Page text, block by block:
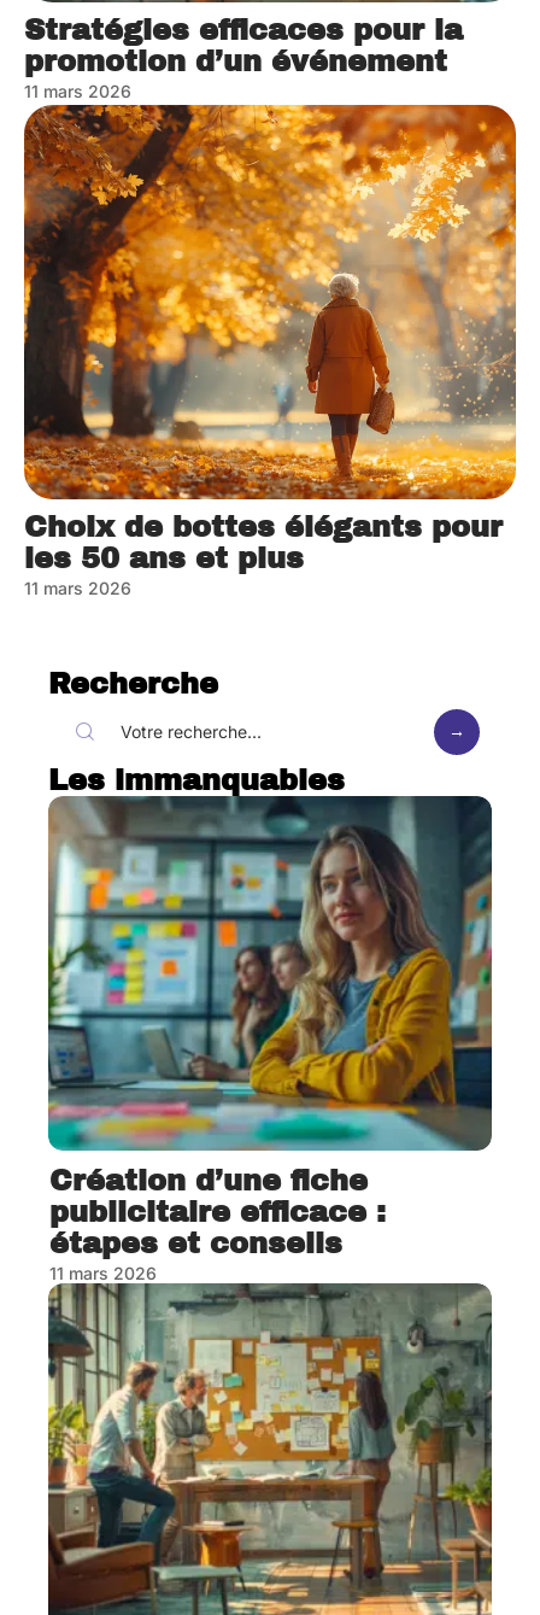
Stratégies efficaces pour la
promotion d’un événement
11 mars 2026
Choix de bottes élégants pour
les 50 ans et plus
11 mars 2026
Recherche
Les immanquables
Création d’une fiche
publicitaire efficace :
étapes et conseils
11 mars 2026